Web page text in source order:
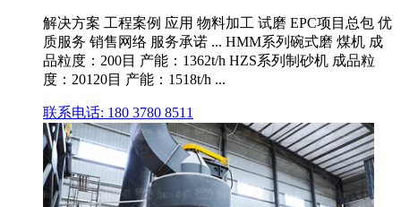
解决方案 工程案例 应用 物料加工 试磨 EPC项目总包 优
质服务 销售网络 服务承诺 ... HMM系列碗式磨 煤机 成
品粒度：200目 产能：1362t/h HZS系列制砂机 成品粒
度：20120目 产能：1518t/h ...
联系电话: 180 3780 8511